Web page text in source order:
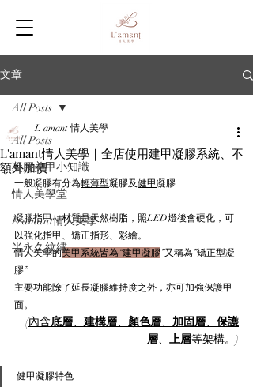
文章
All Posts
凝膠美甲小知識
情人美學堂
L'amant情人美學
半永久紋繡
All Posts
L'amant情人美學｜全店使用建甲凝膠系統、不
額外加價
L'amant 情人美學
一般凝膠有分為輕薄型凝膠及健甲凝膠
凝膠指甲，材質是天然樹脂，照LED燈後會硬化，可
以強化指甲、矯正指形、彩繪。
情人美學的美甲系統皆為“建甲凝膠 ”又稱為”矯正型凝
膠”
主要功能除了延長凝膠維持度之外，亦可加強保護甲
面。
(內含底層、 建構層、 顏色層、 加固層、 保護
層、 上層等架構。)
健甲凝膠特色